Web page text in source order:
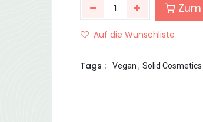
Auf die Wunschliste
Tags : Vegan , Solid Cosmetics